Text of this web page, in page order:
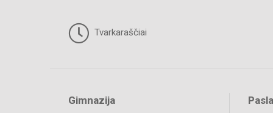
Tvarkaraščiai
Gimnazija